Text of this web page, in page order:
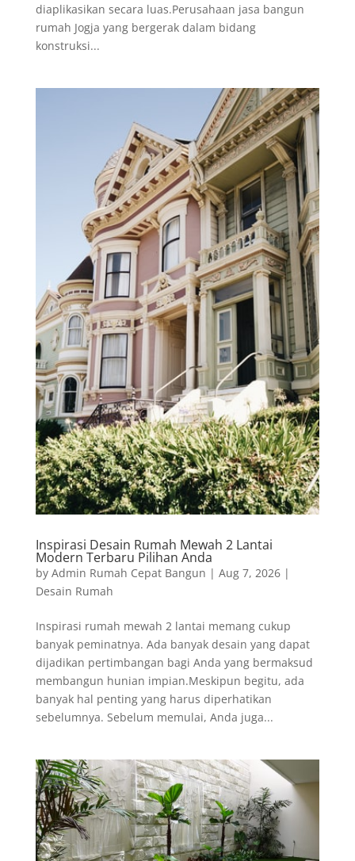
diaplikasikan secara luas.Perusahaan jasa bangun
rumah Jogja yang bergerak dalam bidang
konstruksi...
Inspirasi Desain Rumah Mewah 2 Lantai
Modern Terbaru Pilihan Anda
by Admin Rumah Cepat Bangun | Aug 7, 2026|
Desain Rumah
Inspirasi rumah mewah 2 lantai memang cukup
banyak peminatnya. Ada banyak desain yang dapat
dijadikan pertimbangan bagi Anda yang bermaksud
membangun hunian impian.Meskipun begitu, ada
banyak hal penting yang harus diperhatikan
sebelumnya. Sebelum memulai, Anda juga...